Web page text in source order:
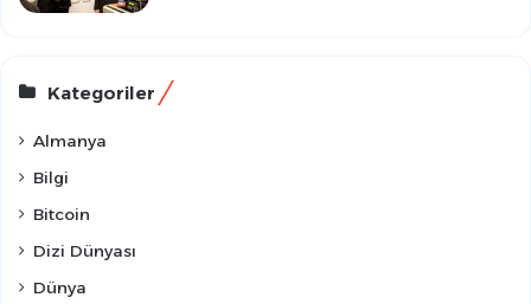
Kategoriler
Almanya
Bilgi
Bitcoin
Dizi Dünyası
Dünya